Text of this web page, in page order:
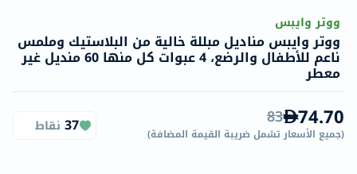
ووتر وايبس
ووتر وايبس مناديل مبللة خالية من البلاستيك وملمس
ناعم للأطفال والرضع، 4 عبوات كل منها 60 منديل غير
معطر
74.70
83
(جميع الأسعار تشمل ضريبة القيمة المضافة)
37 نقاط